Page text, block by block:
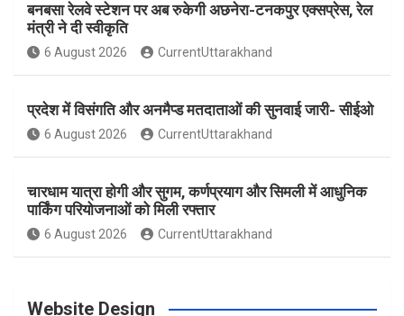
e
b
o
o
k
a
g
r
a
e
r
e
s
t
e
r
T
u
e
बनबसा रेलवे स्टेशन पर अब रुकेगी अछनेरा-टनकपुर एक्सप्रेस, रेल
मंत्री ने दी स्वीकृति
6 August 2026 CurrentUttarakhand
प्रदेश में विसंगति और अनमैप्ड मतदाताओं की सुनवाई जारी- सीईओ
6 August 2026 CurrentUttarakhand
चारधाम यात्रा होगी और सुगम, कर्णप्रयाग और सिमली में आधुनिक
पार्किंग परियोजनाओं को मिली रफ्तार
6 August 2026 CurrentUttarakhand
Website Design